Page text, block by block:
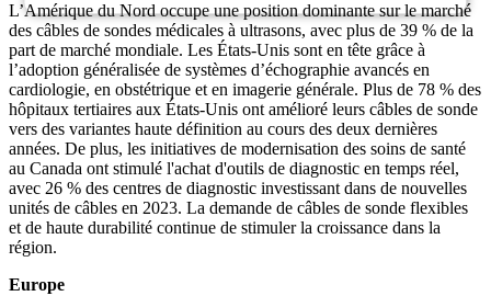
L’Amérique du Nord occupe une position dominante sur le marché
des câbles de sondes médicales à ultrasons, avec plus de 39 % de la
part de marché mondiale. Les États-Unis sont en tête grâce à
l’adoption généralisée de systèmes d’échographie avancés en
cardiologie, en obstétrique et en imagerie générale. Plus de 78 % des
hôpitaux tertiaires aux États-Unis ont amélioré leurs câbles de sonde
vers des variantes haute définition au cours des deux dernières
années. De plus, les initiatives de modernisation des soins de santé
au Canada ont stimulé l'achat d'outils de diagnostic en temps réel,
avec 26 % des centres de diagnostic investissant dans de nouvelles
unités de câbles en 2023. La demande de câbles de sonde flexibles
et de haute durabilité continue de stimuler la croissance dans la
région.
Europe